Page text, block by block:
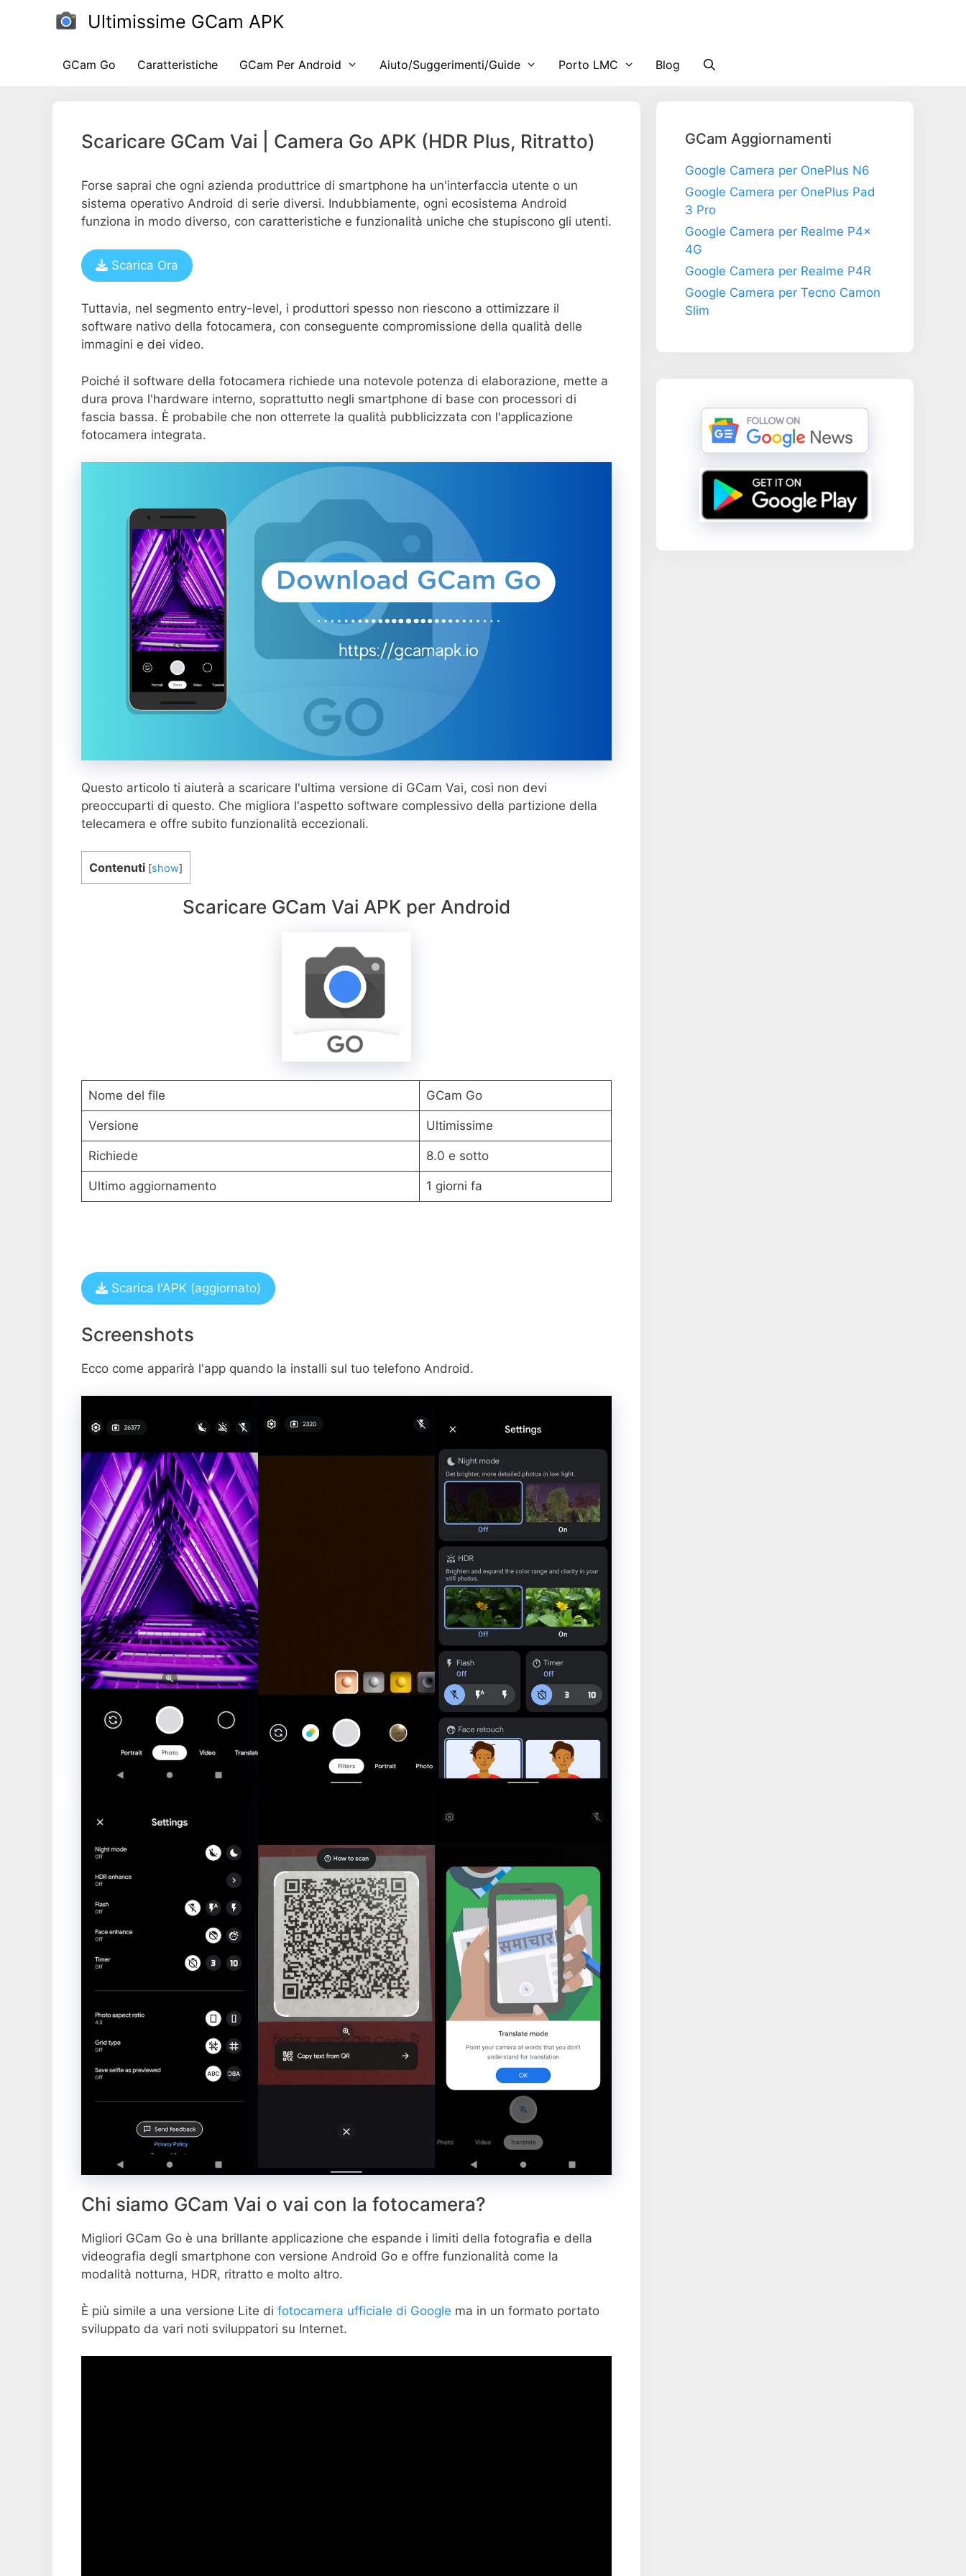
Ultimissime GCam APK
GCam Go Caratteristiche GCam Per Android Aiuto/Suggerimenti/Guide Porto LMC Blog
Scaricare GCam Vai | Camera Go APK (HDR Plus, Ritratto)
Forse saprai che ogni azienda produttrice di smartphone ha un'interfaccia utente o un
sistema operativo Android di serie diversi. Indubbiamente, ogni ecosistema Android
funziona in modo diverso, con caratteristiche e funzionalità uniche che stupiscono gli utenti.
Scarica Ora
Tuttavia, nel segmento entry-level, i produttori spesso non riescono a ottimizzare il
software nativo della fotocamera, con conseguente compromissione della qualità delle
immagini e dei video.
Poiché il software della fotocamera richiede una notevole potenza di elaborazione, mette a
dura prova l'hardware interno, soprattutto negli smartphone di base con processori di
fascia bassa. È probabile che non otterrete la qualità pubblicizzata con l'applicazione
fotocamera integrata.
Questo articolo ti aiuterà a scaricare l'ultima versione di GCam Vai, così non devi
preoccuparti di questo. Che migliora l'aspetto software complessivo della partizione della
telecamera e offre subito funzionalità eccezionali.
Contenuti [show]
Scaricare GCam Vai APK per Android
Nome del file GCam Go
Versione Ultimissime
Richiede 8.0 e sotto
Ultimo aggiornamento 1 giorni fa
Scarica l'APK (aggiornato)
Screenshots
Ecco come apparirà l'app quando la installi sul tuo telefono Android.
Chi siamo GCam Vai o vai con la fotocamera?
Migliori GCam Go è una brillante applicazione che espande i limiti della fotografia e della
videografia degli smartphone con versione Android Go e offre funzionalità come la
modalità notturna, HDR, ritratto e molto altro.
È più simile a una versione Lite di fotocamera ufficiale di Google ma in un formato portato
sviluppato da vari noti sviluppatori su Internet.
GCam Aggiornamenti
Google Camera per OnePlus N6
Google Camera per OnePlus Pad
3 Pro
Google Camera per Realme P4x
4G
Google Camera per Realme P4R
Google Camera per Tecno Camon
Slim